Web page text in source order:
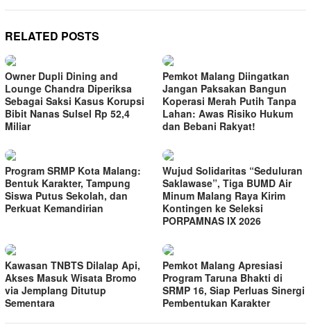
RELATED POSTS
Owner Dupli Dining and
Lounge Chandra Diperiksa
Sebagai Saksi Kasus Korupsi
Bibit Nanas Sulsel Rp 52,4
Miliar
Pemkot Malang Diingatkan
Jangan Paksakan Bangun
Koperasi Merah Putih Tanpa
Lahan: Awas Risiko Hukum
dan Bebani Rakyat!
Program SRMP Kota Malang:
Bentuk Karakter, Tampung
Siswa Putus Sekolah, dan
Perkuat Kemandirian
Wujud Solidaritas “Seduluran
Saklawase”, Tiga BUMD Air
Minum Malang Raya Kirim
Kontingen ke Seleksi
PORPAMNAS IX 2026
Kawasan TNBTS Dilalap Api,
Akses Masuk Wisata Bromo
via Jemplang Ditutup
Sementara
Pemkot Malang Apresiasi
Program Taruna Bhakti di
SRMP 16, Siap Perluas Sinergi
Pembentukan Karakter